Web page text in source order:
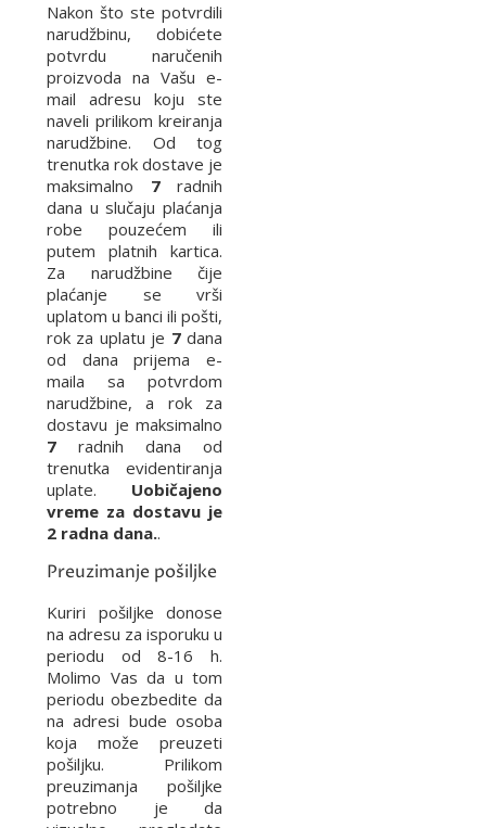
Nakon što ste potvrdili
narudžbinu, dobićete
potvrdu naručenih
proizvoda na Vašu e-
mail adresu koju ste
naveli prilikom kreiranja
narudžbine. Od tog
trenutka rok dostave je
maksimalno 7radnih
dana u slučaju plaćanja
robe pouzećem ili
putem platnih kartica.
Za narudžbine čije
plaćanje se vrši
uplatom u banci ili pošti,
rok za uplatu je 7dana
od dana prijema e-
maila sa potvrdom
narudžbine, a rok za
dostavu je maksimalno
7 radnih dana od
trenutka evidentiranja
uplate. Uobičajeno
vreme za dostavu je
2 radna dana..
Preuzimanje pošiljke
Kuriri pošiljke donose
na adresu za isporuku u
periodu od 8-16 h.
Molimo Vas da u tom
periodu obezbedite da
na adresi bude osoba
koja može preuzeti
pošiljku. Prilikom
preuzimanja pošiljke
potrebno je da